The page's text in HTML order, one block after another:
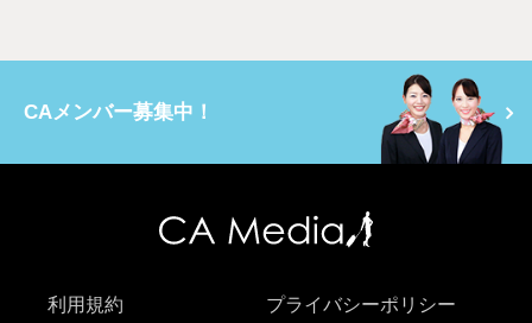
CAメンバー募集中！
利用規約 プライバシーポリシー